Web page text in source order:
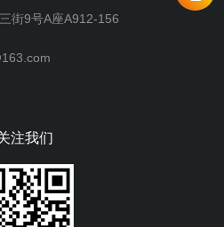
街9号A座A912-156
注我们